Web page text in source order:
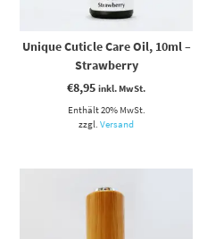
Unique Cuticle Care Oil, 10ml –
Strawberry
€8,95 inkl. MwSt.
Enthält 20% MwSt.
zzgl.Versand